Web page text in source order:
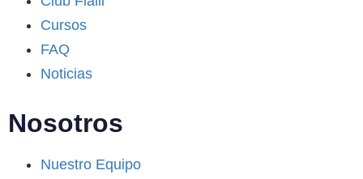
Cursos
FAQ
Noticias
Nosotros
Nuestro Equipo